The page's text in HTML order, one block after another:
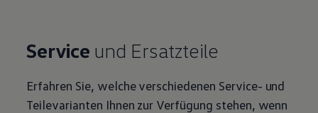
Service und Ersatzteile
Erfahren Sie, welche verschiedenen Service- und
Teilevarianten Ihnen zur Verfügung stehen, wenn